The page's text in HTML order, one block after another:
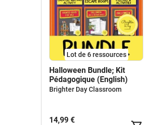
Lot de 6 ressources
Halloween Bundle; Kit
Pédagogique (English)
Brighter Day Classroom
14,99 €